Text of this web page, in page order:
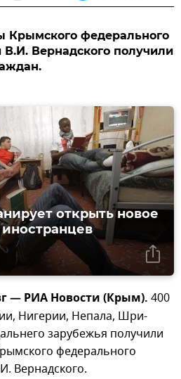
Крымского федерального
Вернадского получили
открыть новое
— РИА Новости (Крым). 400
Нигерии, Непала, Шри-
зарубежья получили
федерального
Вернадского.